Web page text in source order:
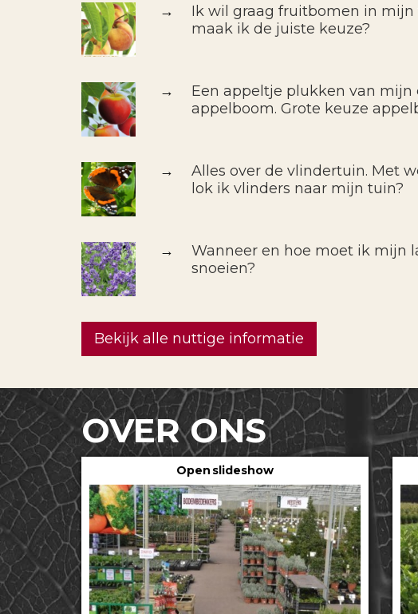
→
Ik wil graag fruitbomen in mijn
maak ik de juiste keuze?
→
Een appeltje plukken van mijn
appelboom. Grote keuze
→
Alles over de vlindertuin. Met
lok ik vlinders naar mijn tuin?
→
Wanneer en hoe moet ik mijn
snoeien?
Bekijk alle nuttige informatie
OVER ONS
Open slideshow